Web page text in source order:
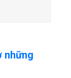
những